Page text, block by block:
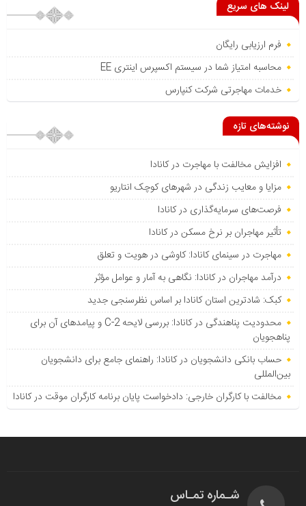
لینک های سریع
فرم ارزیابی رایگان
محاسبه امتیاز شما در سیستم اکسپرس اینتری EE
خدمات مهاجرتی شرکت کنپارس
نوشته‌های تازه
افزایش مخالفت با مهاجرت در کانادا
مزایا و معایب زندگی در شهرهای کوچک انتاریو
فرصت‌های سرمایه‌گذاری در کانادا
تأثیر مهاجران بر نرخ مسکن در کانادا
مهاجرت در سینمای کانادا: کاوشی در هویت و تعلق
درآمد مهاجران در کانادا: نگاهی به آمار و عوامل مؤثر
کبک: شادترین استان کانادا بر اساس نظرسنجی جدید
محدودیت پناهندگی در کانادا: بررسی لایحه C-2 و پیامدهای آن برای
پناهجویان
حساب بانکی دانشجویان در کانادا: راهنمای جامع برای دانشجویان
بین‌المللی
مخالفت با کارگران خارجی: دادخواست پایان برنامه کارگران موقت در کانادا
شـماره تمـاس